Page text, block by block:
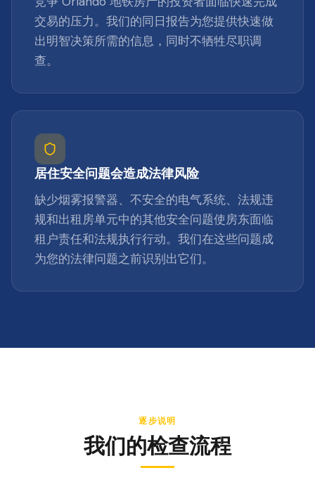
交易的压力。我们的同日报告为您提供快速做
出明智决策所需的信息，同时不牺牲尽职调
查。
居住安全问题会造成法律风险
缺少烟雾报警器、不安全的电气系统、法规违
规和出租房单元中的其他安全问题使房东面临
租户责任和法规执行行动。我们在这些问题成
为您的法律问题之前识别出它们。
逐步说明
我们的检查流程